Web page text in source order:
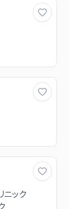
ック